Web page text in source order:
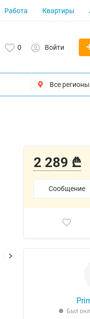
Работа Квартиры
0 Войти
2 289 ₾
Сообщение
Был